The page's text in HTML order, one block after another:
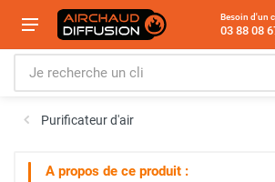
Besoin d'un
03 88 08
Purificateur d'air
A propos de ce produit :